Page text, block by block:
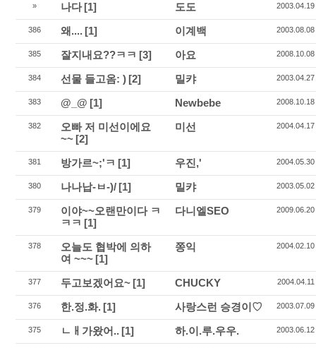
» 나다[1] 도도 2003.04.19
386 왜.... [1] 이계백 2003.08.08
385 잘지내요??ㅋㅋ [3] 아요 2008.10.08
384 선물 들고옴: ) [2] 밀캬 2003.04.27
383 @_@ [1] Newbebe 2008.10.18
382
오빠 저 미선이에요
~~ [2]
미선 2004.04.17
381 방가르~;'ㅋ [1] 우진,' 2004.05.30
380 나나납-ㅂ-)/ [1] 밀캬 2003.05.02
379
이야~~오랜만이다 ㅋ
ㅋㅋ [1]
다니엘SEO 2009.06.20
378
오늘도 협박에 의하
여 ~~~ [1]
쫑익 2004.02.10
377 두고보겠어요~ [1] CHUCKY 2004.04.11
376 한.정.화. [1] 사랑스런 승경이♡ 2003.07.09
375 ㄴㅐ가왔어.. [1] 하.이.루.우우. 2003.06.12